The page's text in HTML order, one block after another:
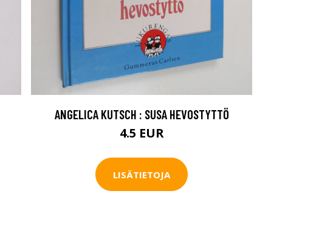
ANGELICA KUTSCH : SUSA HEVOSTYTTÖ
4.5 EUR
LISÄTIETOJA